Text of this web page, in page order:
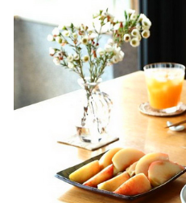
餐桌週記
享樂隨手拍
創意出版服務